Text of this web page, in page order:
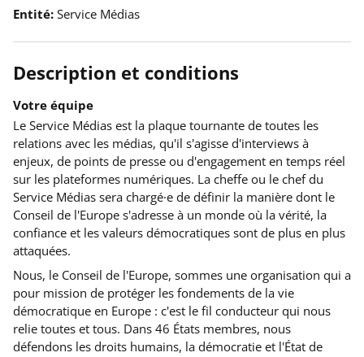
Entité Service Médias
Description et conditions
Votre équipe
Le Service Médias est la plaque tournante de toutes les
relations avec les médias, qu'il s'agisse d'interviews à
enjeux, de points de presse ou d'engagement en temps réel
sur les plateformes numériques. La cheffe ou le chef du
Service Médias sera chargé·e de définir la manière dont le
Conseil de l'Europe s'adresse à un monde où la vérité, la
confiance et les valeurs démocratiques sont de plus en plus
attaquées.
Nous, le Conseil de l'Europe, sommes une organisation qui a
pour mission de protéger les fondements de la vie
démocratique en Europe : c'est le fil conducteur qui nous
relie toutes et tous. Dans 46 États membres, nous
défendons les droits humains, la démocratie et l'État de